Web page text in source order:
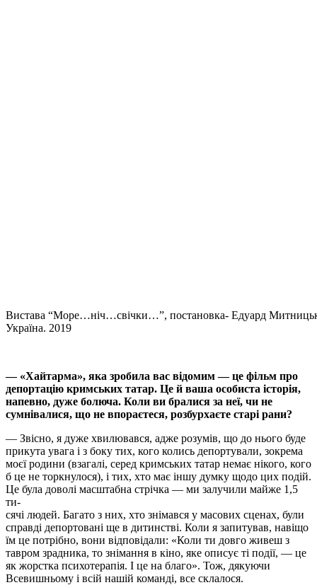
Вистава “Море…ніч…свічки…”, постановка- Едуард
Україна. 2019
— «Хайтарма», яка зробила вас відомим — це фільм про
депортацію кримських татар. Це й ваша особиста історія,
напевно, дуже болюча. Коли ви бралися за неї, чи не
сумнівалися, що не впораєтеся, розбурхаєте старі рани?
— Звісно, я дуже хвилювався, адже розумів, що до нього буде
прикута увага і з боку тих, кого колись депортували, зокрема
моєї родини (взагалі, серед кримських татар немає нікого, кого
б це не торкнулося), і тих, хто має іншу думку щодо цих подій.
Це була доволі масштабна стрічка — ми залучили майже 1,5
ти-
сячі людей. Багато з них, хто знімався у масових сценах, були
справді депортовані ще в дитинстві. Коли я запитував, навіщо
їм це потрібно, вони відповідали: «Коли ти довго живеш з
тавром зрадника, то знімання в кіно, яке описує ті події, — це
як жорстка психотерапія. І це на благо». Тож, дякуючи
Всевишньому і всій нашій команді, все склалося.